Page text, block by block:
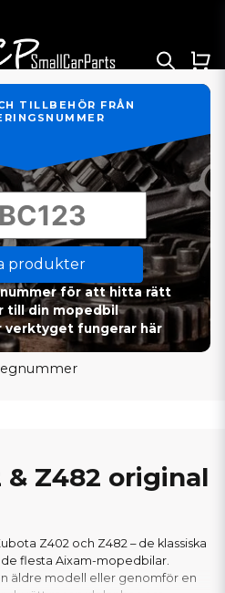
TILLBEHÖR FRÅN
produkter
för att hitta rätt
till din mopedbil
verktyget fungerar här
& Z482 original
Z402 och Z482 – de klassiska
flesta Aixam-mopedbilar.
äldre modell eller genomför en